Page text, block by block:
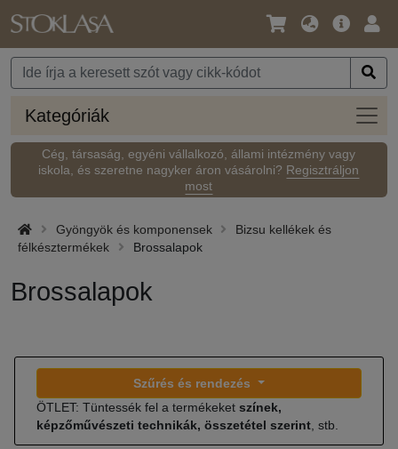
Nyelv
Pénznem
Fő
Kategóriák
Cég, társaság, egyéni vállalkozó, állami intézmény vagy
iskola, és szeretne nagyker áron vásárolni? Regisztráljon
most
Gyöngyök és komponensek
Bizsu kellékek és
félkésztermékek
Brossalapok
Brossalapok
Szűrés és rendezés
ÖTLET: Tüntessék fel a termékeket színek,
képzőművészeti technikák, összetétel szerint , stb.